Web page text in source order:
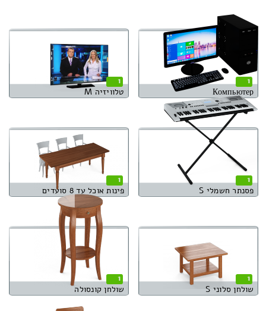
1
Компьютер
1
טלוויזיה M
1
פסנתר חשמלי S
1
פינות אוכל עד 8 סועדים
1
שולחן סלוני S
1
שולחן קונסולה